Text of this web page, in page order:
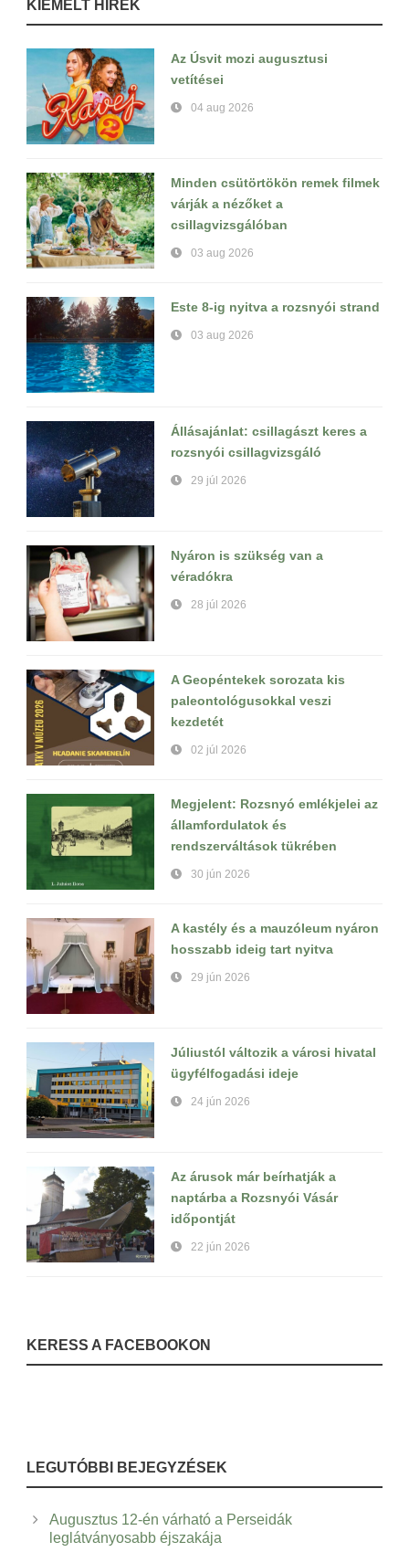
KIEMELT HÍREK
Az Úsvit mozi augusztusi
vetítései
04 aug 2026
Minden csütörtökön remek filmek
várják a nézőket a
csillagvizsgálóban
03 aug 2026
Este 8-ig nyitva a rozsnyói strand
03 aug 2026
Állásajánlat: csillagászt keres a
rozsnyói csillagvizsgáló
29 júl 2026
Nyáron is szükség van a
véradókra
28 júl 2026
A Geopéntekek sorozata kis
paleontológusokkal veszi
kezdetét
02 júl 2026
Megjelent: Rozsnyó emlékjelei az
államfordulatok és
rendszerváltások tükrében
30 jún 2026
A kastély és a mauzóleum nyáron
hosszabb ideig tart nyitva
29 jún 2026
Júliustól változik a városi hivatal
ügyfélfogadási ideje
24 jún 2026
Az árusok már beírhatják a
naptárba a Rozsnyói Vásár
időpontját
22 jún 2026
KERESS A FACEBOOKON
LEGUTÓBBI BEJEGYZÉSEK
Augusztus 12-én várható a Perseidák
leglátványosabb éjszakája